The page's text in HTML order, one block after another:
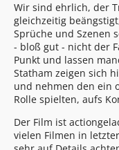
Wir sind ehrlich, der
gleichzeitig
Sprüche und Szenen
- bloß gut - nicht der
Punkt und lassen
Statham zeigen sich
und nehmen den ein
Rolle spielten, aufs
Der Film ist
vielen Filmen in